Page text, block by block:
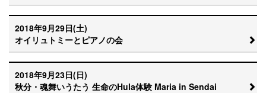
2018年9月29日(土)
オイリュトミーとピアノの会
2018年9月23日(日)
秋分・魂舞いうたう 生命のHula体験 Maria in Sendai